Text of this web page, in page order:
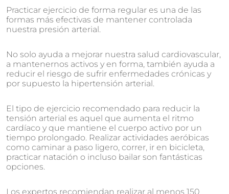
Practicar ejercicio de forma regular es una de las
formas más efectivas de mantener controlada
nuestra presión arterial.
No solo ayuda a mejorar nuestra salud cardiovascular,
a mantenernos activos y en forma, también ayuda a
reducir el riesgo de sufrir enfermedades crónicas y
por supuesto la hipertensión arterial.
El tipo de ejercicio recomendado para reducir la
tensión arterial es aquel que aumenta el ritmo
cardíaco y que mantiene el cuerpo activo por un
tiempo prolongado. Realizar actividades aeróbicas
como caminar a paso ligero, correr, ir en bicicleta,
practicar natación o incluso bailar son fantásticas
opciones.
Los expertos recomiendan realizar al menos 150